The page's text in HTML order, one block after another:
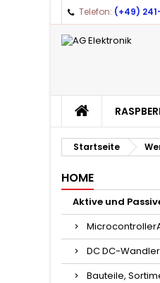
Telefon: (+49)
Startseite
HOME
Aktive und
DC DC-Wandler
Bauteile,